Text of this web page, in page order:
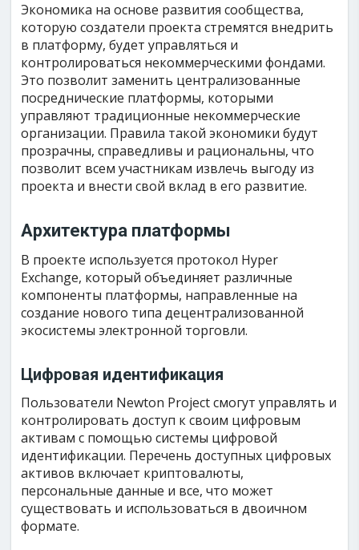
Экономика на основе развития сообщества,
которую создатели проекта стремятся внедрить
в платформу, будет управляться и
контролироваться некоммерческими фондами.
Это позволит заменить централизованные
посреднические платформы, которыми
управляют традиционные некоммерческие
организации. Правила такой экономики будут
прозрачны, справедливы и рациональны, что
позволит всем участникам извлечь выгоду из
проекта и внести свой вклад в его развитие.
Архитектура платформы
В проекте используется протокол Hyper
Exchange, который объединяет различные
компоненты платформы, направленные на
создание нового типа децентрализованной
экосистемы электронной торговли.
Цифровая идентификация
Пользователи Newton Project смогут управлять и
контролировать доступ к своим цифровым
активам с помощью системы цифровой
идентификации. Перечень доступных цифровых
активов включает криптовалюты,
персональные данные и все, что может
существовать и использоваться в двоичном
формате.